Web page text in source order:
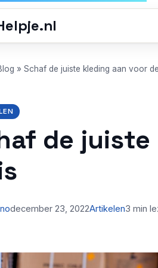
» Schaf de juiste kleding aan voor
de
december 23, 2022Artikelen3 min